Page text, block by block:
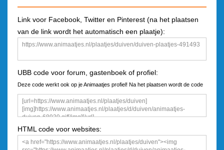
Link voor Facebook, Twitter en Pinterest (na het plaatsen
van de link wordt het automatisch een plaatje):
UBB code voor forum, gastenboek of profiel:
Deze code werkt ook op je Animaatjes profiel! Na het plaatsen wordt de code
een plaatje
HTML code voor websites: